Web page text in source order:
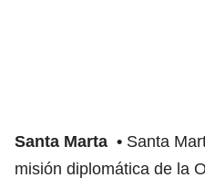
Santa Marta
Santa
misión diplomática de la